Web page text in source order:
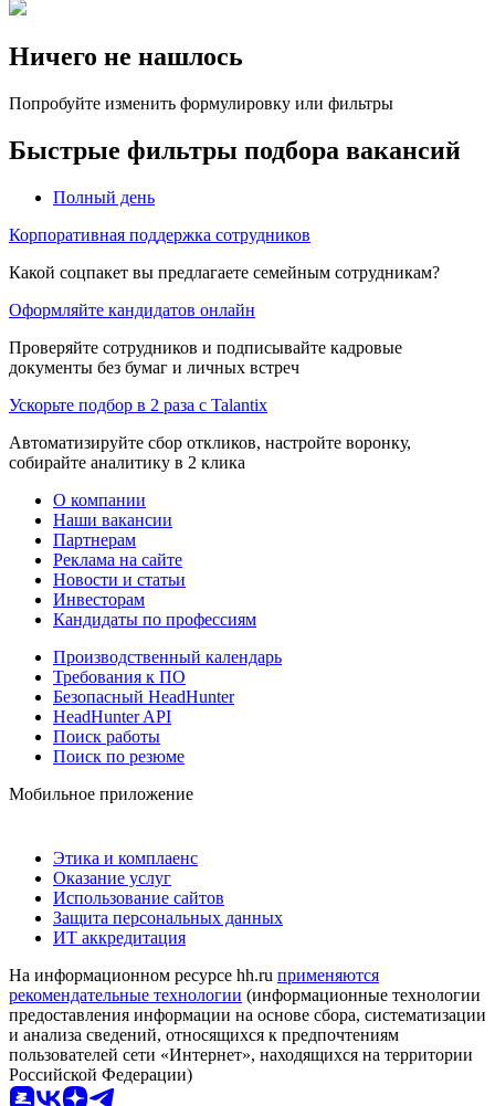
Ничего не нашлось
Попробуйте изменить формулировку или фильтры
Быстрые фильтры подбора вакансий
Полный день
Корпоративная поддержка сотрудников
Какой соцпакет вы предлагаете семейным сотрудникам?
Оформляйте кандидатов онлайн
Проверяйте сотрудников и подписывайте кадровые
документы без бумаг и личных встреч
Ускорьте подбор в 2 раза с Talantix
Автоматизируйте сбор откликов, настройте воронку,
собирайте аналитику в 2 клика
О компании
Наши вакансии
Партнерам
Реклама на сайте
Новости и статьи
Инвесторам
Кандидаты по профессиям
Производственный календарь
Требования к ПО
Безопасный HeadHunter
HeadHunter API
Поиск работы
Поиск по резюме
Мобильное приложение
Этика и комплаенс
Оказание услуг
Использование сайтов
Защита персональных данных
ИТ аккредитация
На информационном ресурсе hh.ru применяются
рекомендательные технологии (информационные технологии
предоставления информации на основе сбора, систематизации
и анализа сведений, относящихся к предпочтениям
пользователей сети «Интернет», находящихся на территории
Российской Федерации)